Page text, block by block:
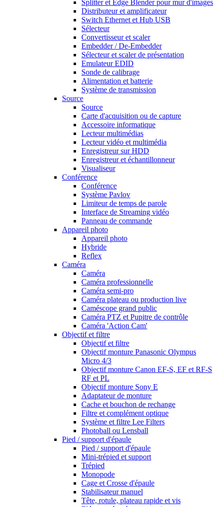
Splitter et Edge Blender pour mur d'images
Distributeur et amplificateur
Switch Ethernet et Hub USB
Sélecteur
Convertisseur et scaler
Embedder / De-Embedder
Sélecteur et scaler de présentation
Emulateur EDID
Sonde de calibrage
Alimentation et batterie
Système de transmission
Source
Source
Carte d'acquisition ou de capture
Accessoire informatique
Lecteur multimédias
Lecteur vidéo et multimédia
Enregistreur sur HDD
Enregistreur et échantillonneur
Visualiseur
Conférence
Conférence
Système Pavlov
Limiteur de temps de parole
Interface de Streaming vidéo
Panneau de commande
Appareil photo
Appareil photo
Hybride
Reflex
Caméra
Caméra
Caméra professionnelle
Caméra semi-pro
Caméra plateau ou production live
Caméscope grand public
Caméra PTZ et Pupitre de contrôle
Caméra 'Action Cam'
Objectif et filtre
Objectif et filtre
Objectif monture Panasonic Olympus
Micro 4/3
Objectif monture Canon EF-S, EF et RF-S
RF et PL
Objectif monture Sony E
Adaptateur de monture
Cache et bouchon de rechange
Filtre et complément optique
Système et filtre Lee Filters
Photoball ou Lensball
Pied / support d'épaule
Pied / support d'épaule
Mini-trépied et support
Trépied
Monopode
Cage et Crosse d'épaule
Stabilisateur manuel
Tête, rotule, plateau rapide et vis